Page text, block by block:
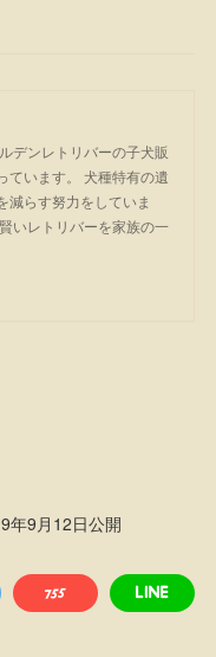
デンレトリバーの子犬販
ています。 犬種特有の遺
減らす努力をしていま
いレトリバーを家族の一
9月12日公開